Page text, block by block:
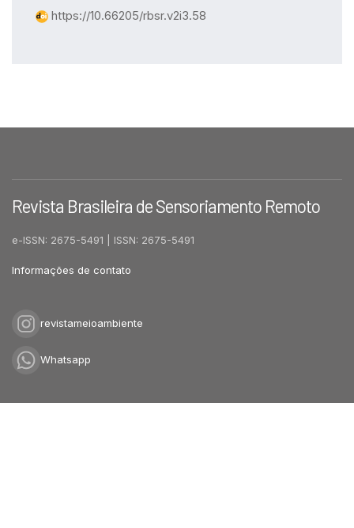
https://10.66205/rbsr.v2i3.58
Revista Brasileira de Sensoriamento Remoto
e-ISSN: 2675-5491 | ISSN: 2675-5491
Informações de contato
revistameioambiente
Whatsapp